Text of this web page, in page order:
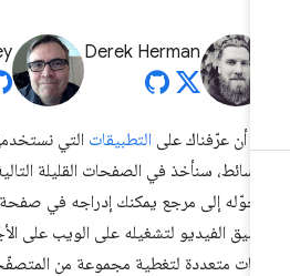
Derek Herman
أن عرّفناك علىالتطبيقاتالتي نستخدمها
سنأخذ في الصفحات القليلة التالية
إلى مرجع يمكنك إدراجه في صفحة
الفيديو لتشغيله على الويب على الأجهزة
متعددة لتغطية مجموعة من